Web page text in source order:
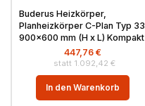
Buderus Heizkörper,
Planheizkörper C-Plan Typ 33
900×600 mm (H x L) Kompakt
1.092,42 €
447,76 €
In den Warenkorb